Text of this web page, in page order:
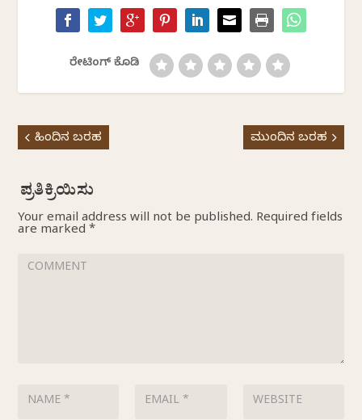
ರೇಟಿಂಗ್ ಕೊಡಿ
ಹಿಂದಿನ ಬರಹ ಮುಂದಿನ ಬರಹ
Your email address will not be published. Required fields
are marked*